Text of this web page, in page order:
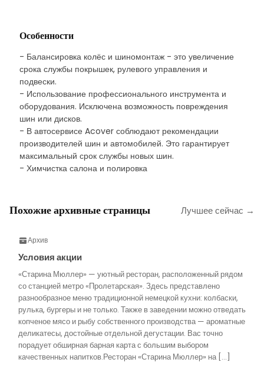
Особенности
- Балансировка колёс и шиномонтаж - это увеличение
срока службы покрышек, рулевого управления и
подвески.
- Использование профессионального инструмента и
оборудования. Исключена возможность повреждения
шин или дисков.
- В автосервисе Acover соблюдают рекомендации
производителей шин и автомобилей. Это гарантирует
максимальный срок службы новых шин.
- Химчистка салона и полировка
Похожие архивные страницы Лучшее сейчас →
Архив
Условия акции
«Старина Мюллер» — уютный ресторан, расположенный рядом
со станцией метро «Пролетарская». Здесь представлено
разнообразное меню традиционной немецкой кухни: колбаски,
рулька, бургеры и не только. Также в заведении можно отведать
копченое мясо и рыбу собственного производства — ароматные
деликатесы, достойные отдельной дегустации. Вас точно
порадует обширная барная карта с большим выбором
качественных напитков.Ресторан «Старина Мюллер» на […]